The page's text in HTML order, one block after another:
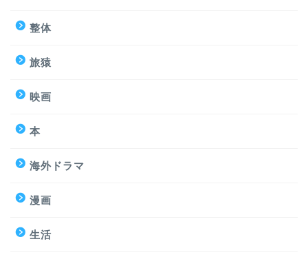
整体
旅猿
映画
本
海外ドラマ
漫画
生活